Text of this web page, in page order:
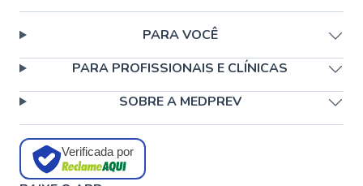
PARA VOCÊ
PARA PROFISSIONAIS E CLÍNICAS
SOBRE A MEDPREV
Verificada por